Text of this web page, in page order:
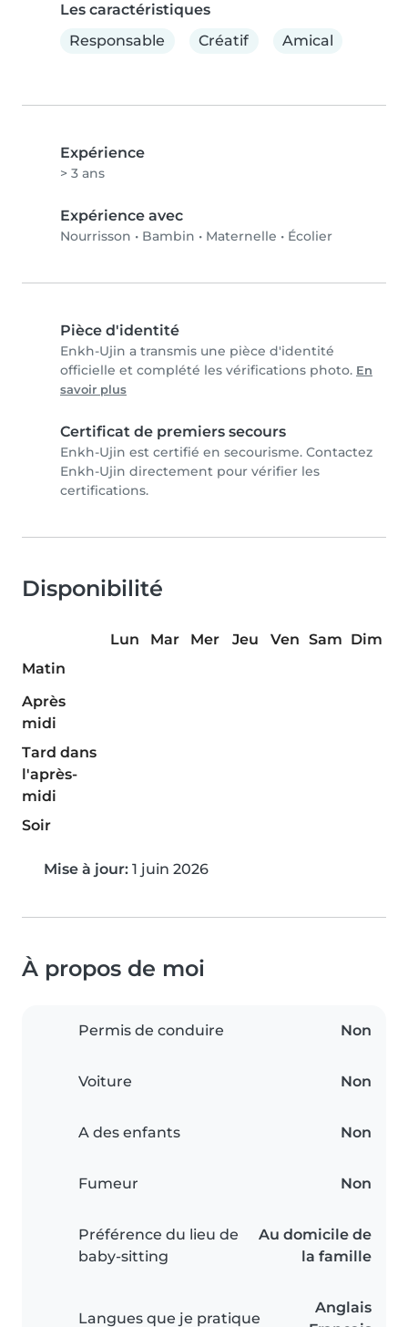
Les caractéristiques
Responsable
Créatif Amical
Expérience
> 3 ans
Expérience avec
Nourrisson • Bambin • Maternelle • Écolier
Pièce d'identité
Enkh-Ujin a transmis une pièce d'identité
officielle et complété les vérifications photo. En
savoir plus
Certificat de premiers secours
Enkh-Ujin est certifié en secourisme. Contactez
Enkh-Ujin directement pour vérifier les
certifications.
Disponibilité
Lun Mar Mer Jeu Ven Sam Dim
Matin
Après
midi
Tard dans
l'après-
midi
Soir
Mise à jour: 1 juin 2026
À propos de moi
Permis de conduire Non
Voiture Non
A des enfants Non
Fumeur Non
Préférence du lieu de
baby-sitting
Au domicile de
la famille
Langues que je pratique
Anglais